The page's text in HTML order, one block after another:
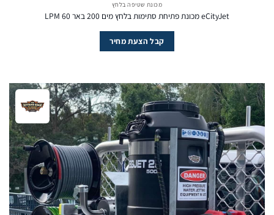
מכונת שטיפה בלחץ
eCityJet מכונת פתיחת סתימות בלחץ מים 200 באר 60 LPM
קבל הצעת מחיר